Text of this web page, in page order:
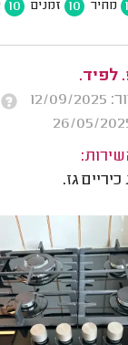
מחיר 10 זמנים 10
לפיד.
2025
גז.